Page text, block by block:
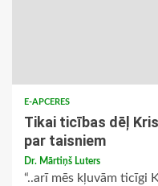
E-APCERES
Tikai ticības dēļ
par taisniem
Dr. Mārtiņš Luters
“..arī mēs kļuvām ticīgi